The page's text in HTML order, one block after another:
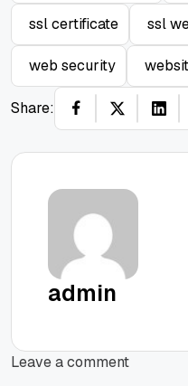
ssl certificate ssl
web security
Share:
admin
Leave a comment